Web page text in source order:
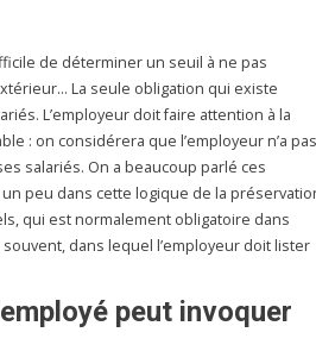
de déterminer un seuil à ne pas
La seule obligation qui existe
L’employeur doit faire attention à la
: on considérera que l’employeur n’a pas
salariés. On a beaucoup parlé ces
peu dans cette logique de la
qui est normalement obligatoire dans
dans lequel l’employeur doit lister
peut invoquer